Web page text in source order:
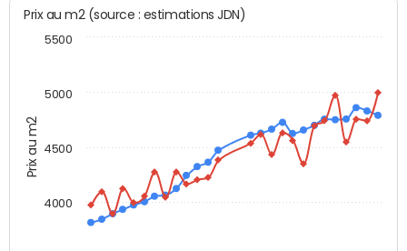
Prix au m2
Prix au m2 (source : estimations JDN)
4000
4500
5000
5500